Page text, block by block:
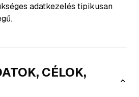
adatkezelés tipikusan
CÉLOK,